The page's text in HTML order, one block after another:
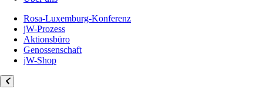
Rosa-Luxemburg-Konferenz
jW-Prozess
Aktionsbüro
Genossenschaft
jW-Shop